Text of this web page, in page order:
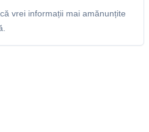
vrei informații mai amănunțite